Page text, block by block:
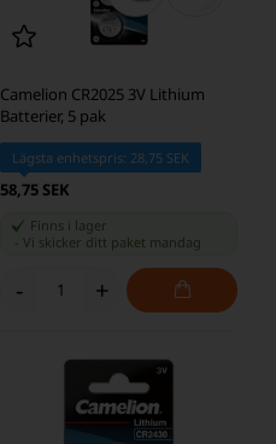
Camelion CR2025 3V Lithium
Batterier, 5 pak
Lägsta enhetspris: 28,75 SEK
58,75 SEK
Finns i lager
Vi skicker ditt paket mandag
- +